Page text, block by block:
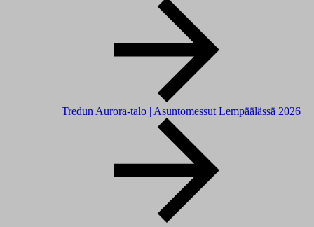
Tredun Aurora-talo | Asuntomessut Lempäälässä 2026